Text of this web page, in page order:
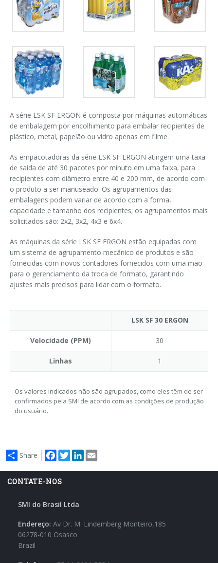
Ingresso em linha
Ingresso a 90°
de
pacotes
pacotes
de
pacotes
Galeria
de
pacotes
Galeria
de
pacotes
Galeria
de
pacotes
A série LSK SF ERGON é composta por máquinas automáticas
de embalagem por encolhimento para embalar recipientes de
plástico, metal, papelão ou vidro apenas em filme.
As empacotadoras da série LSK SF ERGON atingem uma taxa
de saída de até 30 pacotes por minuto em uma faixa, para
recipientes com diâmetro entre 40 e 200 mm, de acordo com
o produto a ser manuseado. Os agrupamentos das
embalagens podem variar de acordo com a forma,
capacidade e tamanho dos recipientes; os agrupamentos mais
solicitados são: 2x2, 3x2, 4x3 e 6x4.
As máquinas da série LSK SF ERGON estão equipadas com
um sistema de agrupamento mecânico de produtos e são
fornecidas com novos contadores fornecidos com uma mão
para o gerenciamento da troca de formato, garantindo
ajustes mais precisos para lidar com o formato.
LSK SF 30 ERGON
Velocidade (PPM) 30
Linhas 1
Os valores indicados não são agrupados, como eles têm de ser
confirmados pela SMI de acordo com as condições de produção
do usuário.
Share Facebook
TwitterLinkedIn
CONTATE-NOS
SMI do Brasil Ltda
Endereço: Av Dr. M. Lindemberg Monteiro,185
06278-010 Osasco
Brazil